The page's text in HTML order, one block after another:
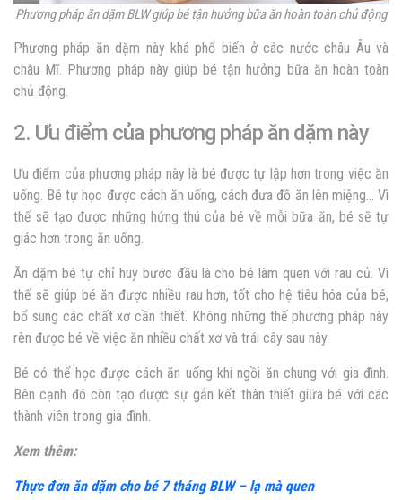
Phương pháp ăn dặm BLW giúp bé tận hưởng bữa ăn hoàn toàn chủ động
Phương pháp ăn dặm này khá phổ biến ở các nước châu Âu và
châu Mĩ. Phương pháp này giúp bé tận hưởng bữa ăn hoàn toàn
chủ động.
2. Ưu điểm của phương pháp ăn dặm này
Ưu điểm của phương pháp này là bé được tự lập hơn trong việc ăn
uống. Bé tự học được cách ăn uống, cách đưa đồ ăn lên miệng… Vì
thế sẽ tạo được những hứng thú của bé về mỗi bữa ăn, bé sẽ tự
giác hơn trong ăn uống.
Ăn dặm bé tự chỉ huy bước đầu là cho bé làm quen với rau củ. Vì
thế sẽ giúp bé ăn được nhiều rau hơn, tốt cho hệ tiêu hóa của bé,
bổ sung các chất xơ cần thiết. Không những thế phương pháp này
rèn được bé về việc ăn nhiều chất xơ và trái cây sau này.
Bé có thể học được cách ăn uống khi ngồi ăn chung với gia đình.
Bên cạnh đó còn tạo được sự gắn kết thân thiết giữa bé với các
thành viên trong gia đình.
Xem thêm:
Thực đơn ăn dặm cho bé 7 tháng BLW – lạ mà quen